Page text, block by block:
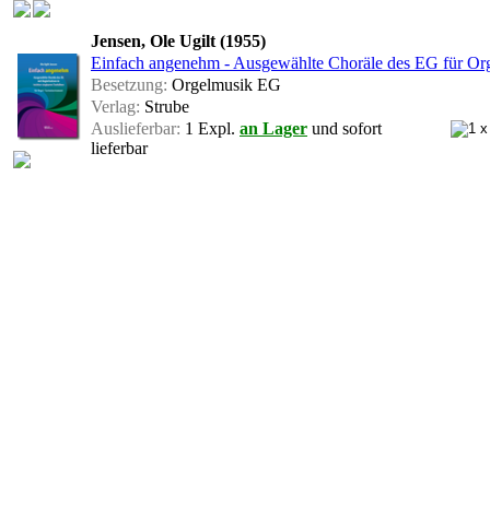
Jensen, Ole Ugilt (1955)
Einfach angenehm - Ausgewählte Choräle des EG für
Besetzung: Orgelmusik EG
Verlag: Strube
Auslieferbar: 1 Expl. an Lager und sofort
lieferbar